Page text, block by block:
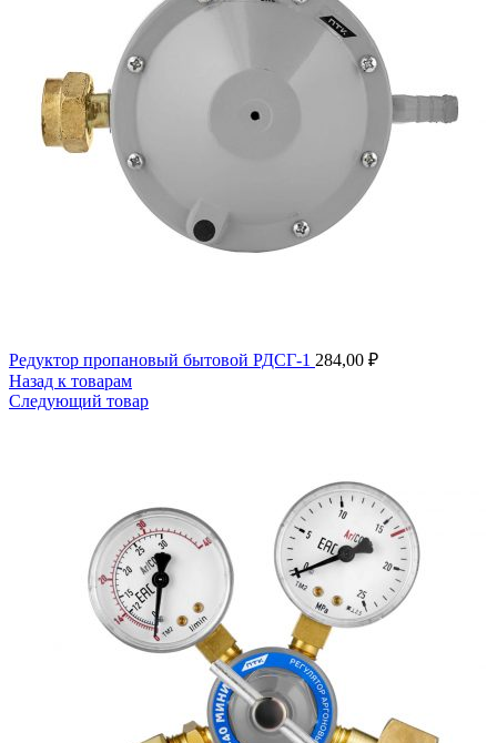
Редуктор пропановый бытовой РДСГ-1 284,00 ₽
Назад к товарам
Следующий товар